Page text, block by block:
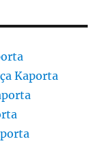
Kaporta